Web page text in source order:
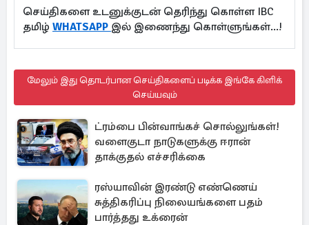
செய்திகளை உடனுக்குடன் தெரிந்து கொள்ள IBC
தமிழ் WHATSAPP இல் இணைந்து கொள்ளுங்கள்...!
மேலும் இது தொடர்பான செய்திகளைப் படிக்க இங்கே கிளிக்
செய்யவும்
ட்ரம்பை பின்வாங்கச் சொல்லுங்கள்!
வளைகுடா நாடுகளுக்கு ஈரான்
தாக்குதல் எச்சரிக்கை
ரஸ்யாவின் இரண்டு எண்ணெய்
சுத்திகரிப்பு நிலையங்களை பதம்
பார்த்தது உக்ரைன்